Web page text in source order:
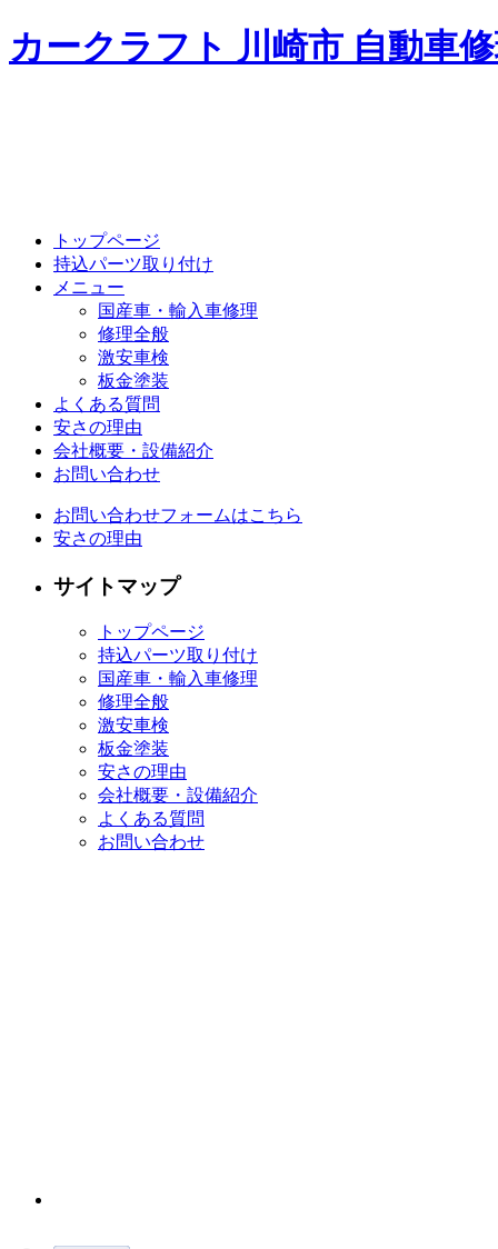
カークラフト 川崎市 自動車
トップページ
持込パーツ取り付け
メニュー
国産車・輸入車修理
修理全般
激安車検
板金塗装
よくある質問
安さの理由
会社概要・設備紹介
お問い合わせ
お問い合わせフォームはこちら
安さの理由
サイトマップ
トップページ
持込パーツ取り付け
国産車・輸入車修理
修理全般
激安車検
板金塗装
安さの理由
会社概要・設備紹介
よくある質問
お問い合わせ